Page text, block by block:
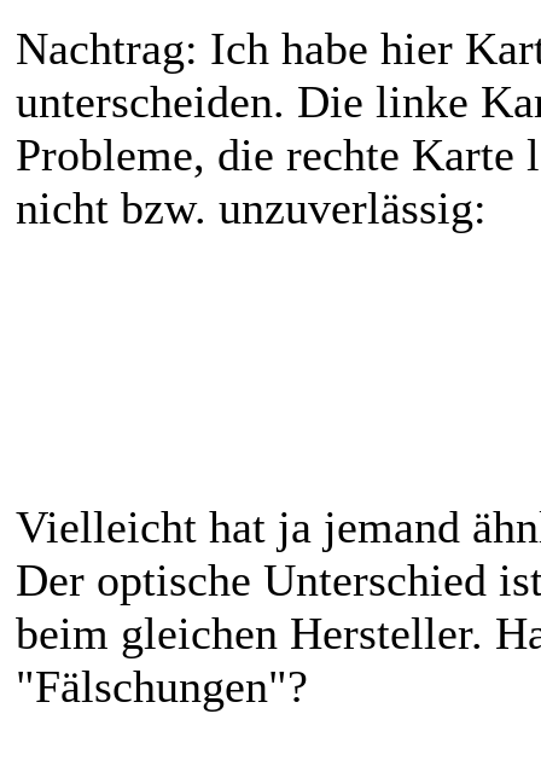
Nachtrag: Ich habe hier
unterscheiden. Die linke
Probleme, die rechte Karte
nicht bzw. unzuverlässig:
Vielleicht hat ja jemand
Der optische Unterschied
beim gleichen Hersteller.
"Fälschungen"?